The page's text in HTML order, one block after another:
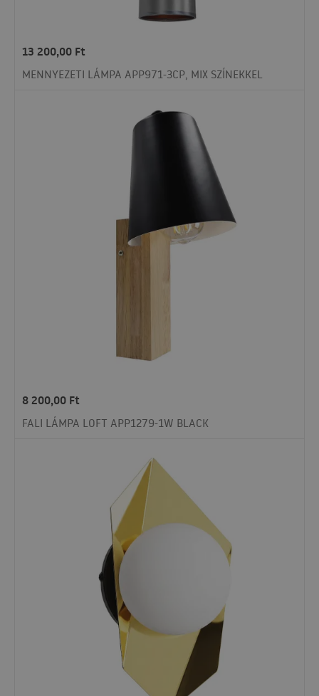
13 200,00 Ft
MENNYEZETI LÁMPA APP971-3CP, MIX SZÍNEKKEL
8 200,00 Ft
FALI LÁMPA LOFT APP1279-1W BLACK